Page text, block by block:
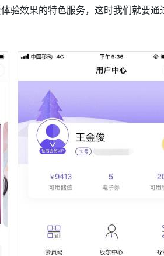
验效果的特色服务，这时我们就要